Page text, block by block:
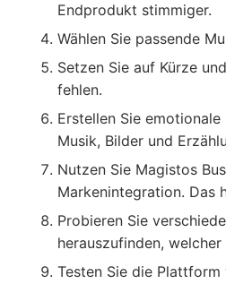
Endprodukt stimmiger.
Wählen Sie passende
Setzen Sie auf Kürze
fehlen.
Erstellen Sie emotionale
Musik, Bilder und
Nutzen Sie Magistos
Markenintegration. Das
Probieren Sie
herauszufinden,
Testen Sie die